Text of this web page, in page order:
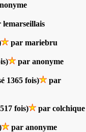
lemarseillais
par mariebru
par anonyme
1365 fois)
par
fois) par colchique
par anonyme